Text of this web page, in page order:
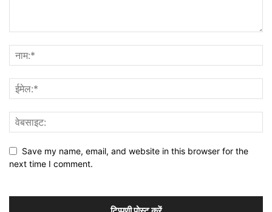
Save my name, email, and website in this browser for the
next time I comment.